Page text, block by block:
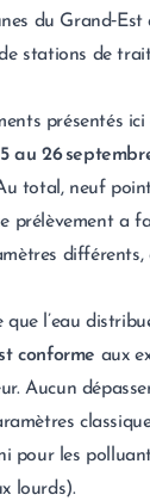
du
stations de
présentés
au 26
total, neuf
prélèvement a
différents,
l’eau
conforme aux
Aucun
pour les
lourds).